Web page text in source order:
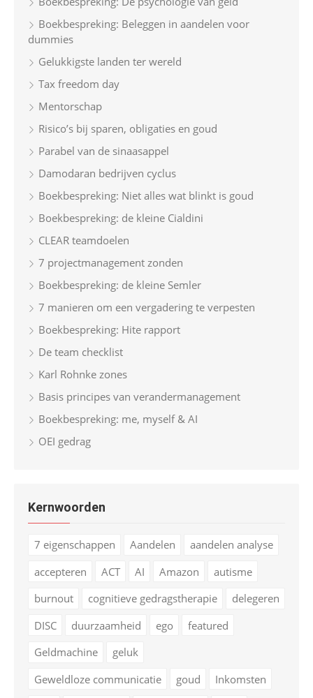
f
o
r
:
Boekbespreking: Beleggen in aandelen voor
dummies
Gelukkigste landen ter wereld
Tax freedom day
Mentorschap
Risico’s bij sparen, obligaties en goud
Parabel van de sinaasappel
Damodaran bedrijven cyclus
Boekbespreking: Niet alles wat blinkt is goud
Boekbespreking: de kleine Cialdini
CLEAR teamdoelen
7 projectmanagement zonden
Boekbespreking: de kleine Semler
7 manieren om een vergadering te verpesten
Boekbespreking: Hite rapport
De team checklist
Karl Rohnke zones
Basis principes van verandermanagement
Boekbespreking: me, myself & AI
OEI gedrag
Kernwoorden
7 eigenschappen Aandelen
aandelen analyse
accepteren
ACT AI Amazon
autisme
burnout
cognitieve gedragstherapie
delegeren
DISC
duurzaamheid ego
featured
Geldmachine
geluk
Geweldloze communicatie
goud
Inkomsten